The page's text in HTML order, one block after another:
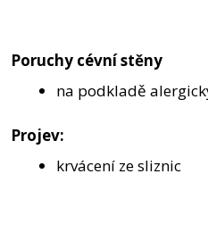
Poruchy cévní stěny
na podkladě
Projev:
krvácení ze sliznic